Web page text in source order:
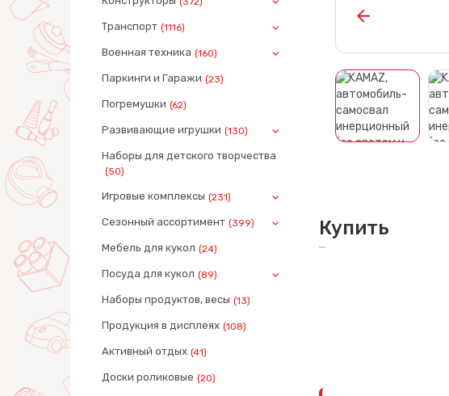
Транспорт (1116)
Военная техника (160)
Паркинги и Гаражи (23)
Погремушки (62)
Развивающие игрушки (130)
Наборы для детского творчества
(50)
Игровые комплексы (231)
Сезонный ассортимент (399)
Мебель для кукол (24)
Посуда для кукол (89)
Наборы продуктов, весы (13)
Продукция в дисплеях (108)
Активный отдых (41)
Доски роликовые (20)
Купить